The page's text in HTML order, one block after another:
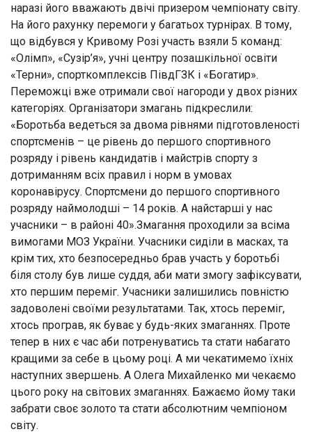
наразі його вважають двічі призером чемпіонату світу.
На його рахунку перемоги у багатьох турнірах. В тому,
що відбувся у Кривому Розі участь взяли 5 команд:
«Олімп», «Сузір’я», учні центру позашкільної освіти
«Терни», спорткомплексів ПівдГЗК і «Богатир».
Переможці вже отримали свої нагороди у двох різних
категоріях. Організатори змагань підкреслили:
«Боротьба ведеться за двома рівнями підготовленості
спортсменів – це рівень до першого спортивного
розряду і рівень кандидатів і майстрів спорту з
дотриманням всіх правил і норм в умовах
коронавірусу. Спортсмени до першого спортивного
розряду наймолодші – 14 років. А найстарші у нас
учасники – в районі 40».Змагання проходили за всіма
вимогами МОЗ України. Учасники сиділи в масках, та
крім тих, хто безпосередньо брав участь у боротьбі
біля столу був лише суддя, аби мати змогу зафіксувати,
хто першим переміг. Учасники залишились повністю
задоволені своїми результатами. Так, хтось переміг,
хтось програв, як буває у будь-яких змаганнях. Проте
тепер в них є час аби потренуватись та стати набагато
кращими за себе в цьому році. А ми чекатимемо їхніх
наступних звершень. А Олега Михайленко ми чекаємо
цього року на світових змаганнях. Бажаємо йому таки
забрати своє золото та стати абсолютним чемпіоном
світу.